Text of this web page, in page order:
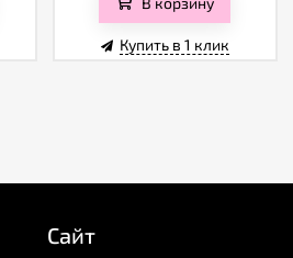
Купить в 1 клик
Сайт